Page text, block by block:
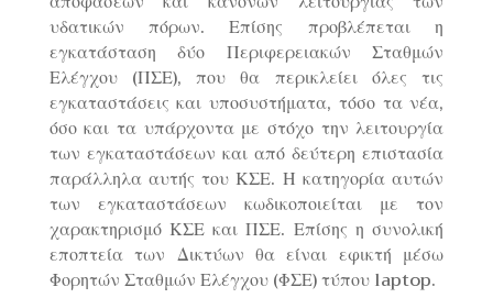
υδατικών πόρων. Επίσης προβλέπεται η
εγκατάσταση δύο Περιφερειακών Σταθμών
Ελέγχου (ΠΣΕ), που θα περικλείει όλες τις
εγκαταστάσεις και υποσυστήματα, τόσο τα νέα,
όσο και τα υπάρχοντα με στόχο την λειτουργία
των εγκαταστάσεων και από δεύτερη επιστασία
παράλληλα αυτής του ΚΣΕ. Η κατηγορία αυτών
των εγκαταστάσεων κωδικοποιείται με τον
χαρακτηρισμό ΚΣΕ και ΠΣΕ. Επίσης η συνολική
εποπτεία των Δικτύων θα είναι εφικτή μέσω
Φορητών Σταθμών Ελέγχου (ΦΣΕ) τύπου laptop.